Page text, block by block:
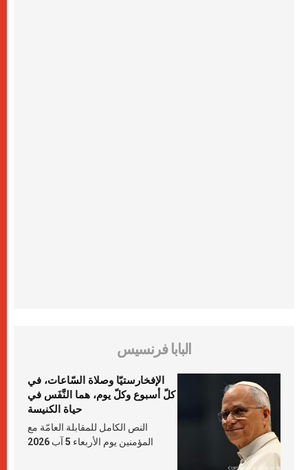
البابا فرنسيس
الإفخارستيّا وصلاة السّاعات، في
كلّ أسبوع وكلّ يوم، هما النَّفَس في
حياة الكنيسة
النص الكامل للمقابلة العامّة مع
المؤمنين يوم الأربعاء 5 آب 2026